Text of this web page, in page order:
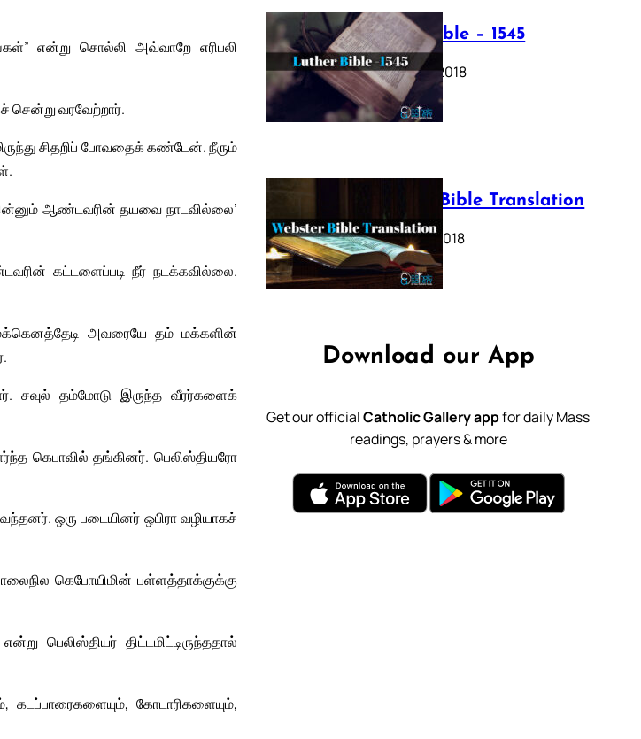
என்று சொல்லி அவ்வாறே எரிபலி
சென்று வரவேற்றார்.
சிதறிப் போவதைக் கண்டேன். நீரும்
இன்னும் ஆண்டவரின் தயவை நாடவில்லை’
கட்டளைப்படி நீர் நடக்கவில்லை.
அவரையே தம் மக்களின்
சவுல் தம்மோடு இருந்த வீரர்களைக்
கெபாவில் தங்கினர். பெலிஸ்தியரோ
ஒரு படையினர் ஒபிரா வழியாகச்
கெபோயிமின் பள்ளத்தாக்குக்கு
பெலிஸ்தியர் திட்டமிட்டிருந்ததால்
கோடாரிகளையும்,
Luther Bible – 1545
October 17, 2018
Webster Bible Translation
October 11, 2018
Download our App
Get our officialCatholic Gallery appfor daily Mass
readings, prayers & more